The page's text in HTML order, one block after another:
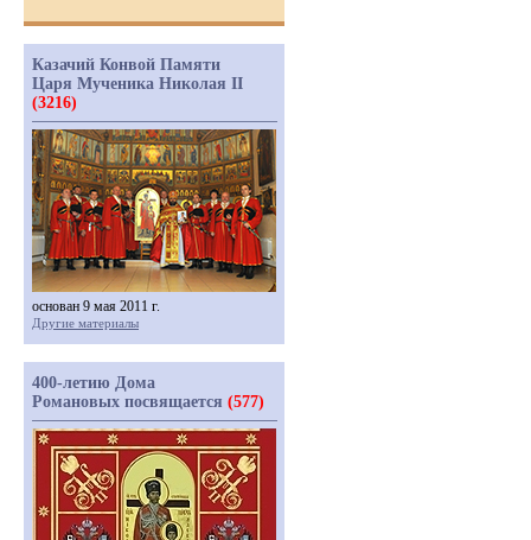
Казачий Конвой Памяти
Царя Мученика Николая II
(3216)
основан 9 мая 2011 г.
Другие материалы
400-летию Дома
Романовых посвящается (577)